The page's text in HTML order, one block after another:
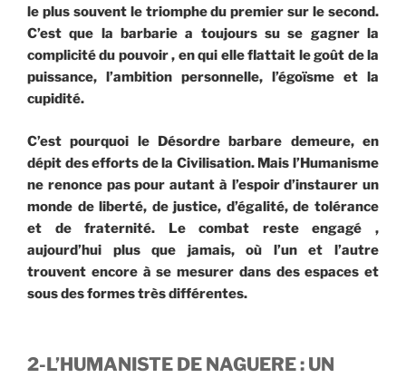
le plus souvent le triomphe du premier sur le second.
C’est que la barbarie a toujours su se gagner la
complicité du pouvoir , en qui elle flattait le goût de la
puissance, l’ambition personnelle, l’égoïsme et la
cupidité.
C’est pourquoi le Désordre barbare demeure, en
dépit des efforts de la Civilisation. Mais l’Humanisme
ne renonce pas pour autant à l’espoir d’instaurer un
monde de liberté, de justice, d’égalité, de tolérance
et de fraternité. Le combat reste engagé ,
aujourd’hui plus que jamais, où l’un et l’autre
trouvent encore à se mesurer dans des espaces et
sous des formes très différentes.
2-L’HUMANISTE DE NAGUERE : UN